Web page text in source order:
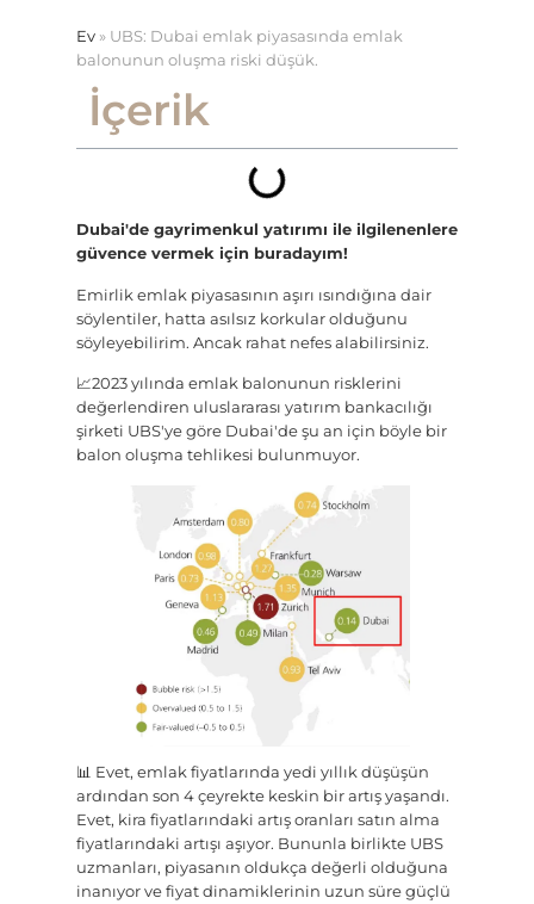
Ev » UBS: Dubai emlak piyasasında emlak
balonunun oluşma riski düşük.
İçerik
Dubai'de gayrimenkul yatırımı ile ilgilenenlere
güvence vermek için buradayım!
Emirlik emlak piyasasının aşırı ısındığına dair
söylentiler, hatta asılsız korkular olduğunu
söyleyebilirim. Ancak rahat nefes alabilirsiniz.
📈2023 yılında emlak balonunun risklerini
değerlendiren uluslararası yatırım bankacılığı
şirketi UBS'ye göre Dubai'de şu an için böyle bir
balon oluşma tehlikesi bulunmuyor.
📊 Evet, emlak fiyatlarında yedi yıllık düşüşün
ardından son 4 çeyrekte keskin bir artış yaşandı.
Evet, kira fiyatlarındaki artış oranları satın alma
fiyatlarındaki artışı aşıyor. Bununla birlikte UBS
uzmanları, piyasanın oldukça değerli olduğuna
inanıyor ve fiyat dinamiklerinin uzun süre güçlü